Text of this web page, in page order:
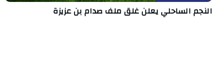
النجم الساحلي يعلن غلق ملف صدام بن عزيزة